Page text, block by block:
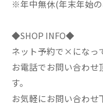
※年中無休(年末年始
◆SHOP INFO◆
ネット予約で×になっ
お電話でお問い合わ
す。
お気軽にお問い合わせ